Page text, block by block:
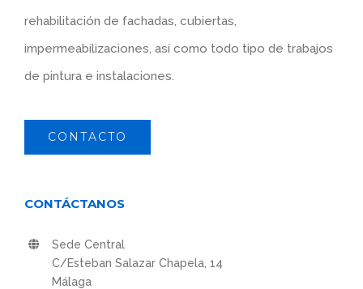
rehabilitación de fachadas, cubiertas,
impermeabilizaciones, así como todo tipo de trabajos
de pintura e instalaciones.
CONTACTO
CONTÁCTANOS
Sede Central
C/Esteban Salazar Chapela, 14
Málaga